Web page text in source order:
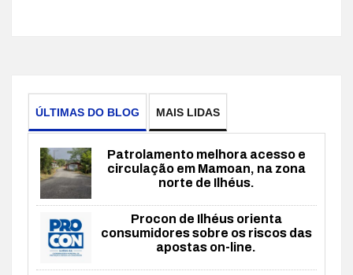
ÚLTIMAS DO BLOG MAIS LIDAS
Patrolamento melhora acesso e
circulação em Mamoan, na zona
norte de Ilhéus.
Procon de Ilhéus orienta
consumidores sobre os riscos das
apostas on-line.